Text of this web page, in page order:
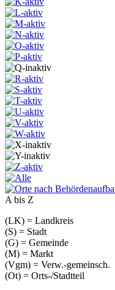
A bis Z
(LK) = Landkreis
(S) = Stadt
(G) = Gemeinde
(M) = Markt
(Vgm) = Verw.-gemeinsch.
(Ot) = Orts-/Stadtteil